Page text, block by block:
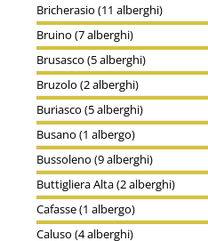
Bricherasio (11 alberghi)
Bruino (7 alberghi)
Brusasco (5 alberghi)
Bruzolo (2 alberghi)
Buriasco (5 alberghi)
Busano (1 albergo)
Bussoleno (9 alberghi)
Buttigliera Alta (2 alberghi)
Cafasse (1 albergo)
Caluso (4 alberghi)